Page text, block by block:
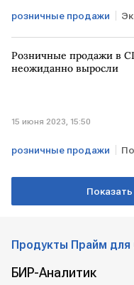
розничные продажи
Мировая экономика
Розничные продажи в
неожиданно выросли
15 июня 2023, 15:50
розничные продажи
Бизнес Экономика
Продукты Прайм для
БИР-Аналитик